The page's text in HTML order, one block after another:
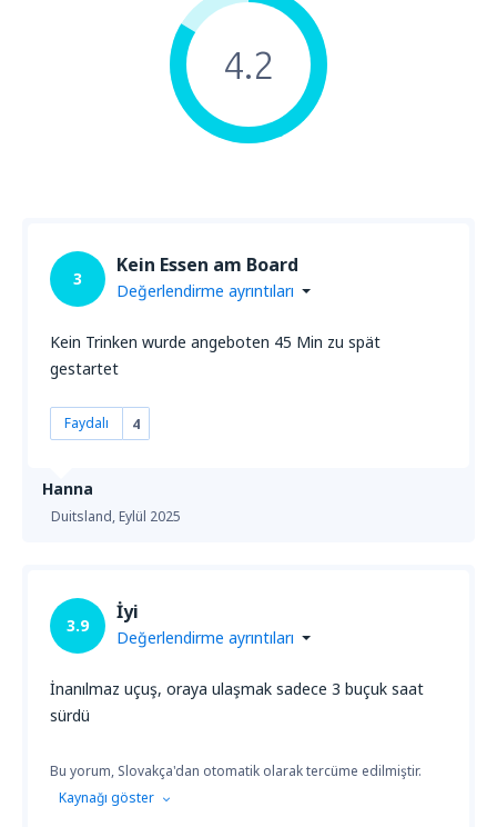
4.2
Hanna
Duitsland,Eylül 2025
3
Kein Essen am Board
Değerlendirme ayrıntıları
Kein Trinken wurde angeboten 45 Min zu spät
gestartet
Faydalı 4
3.9
İyi
Değerlendirme ayrıntıları
İnanılmaz uçuş, oraya ulaşmak sadece 3 buçuk saat
sürdü
Bu yorum, Slovakça'dan otomatik olarak tercüme edilmiştir.
Kaynağı göster